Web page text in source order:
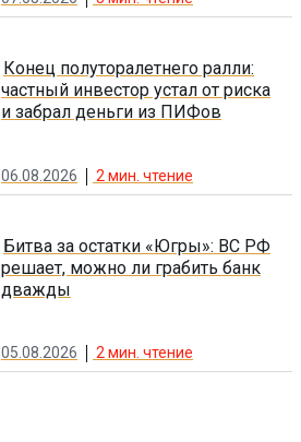
Конец полуторалетнего ралли:
частный инвестор устал от риска
и забрал деньги из ПИФов
06.08.2026 2 мин. чтение
Битва за остатки «Югры»: ВС РФ
решает, можно ли грабить банк
дважды
05.08.2026 2 мин. чтение